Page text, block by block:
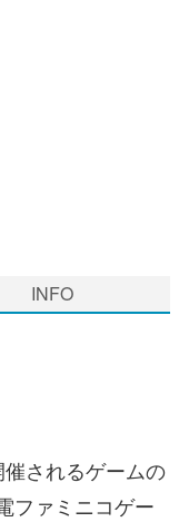
INFO
されるゲームの
ファミニコゲー